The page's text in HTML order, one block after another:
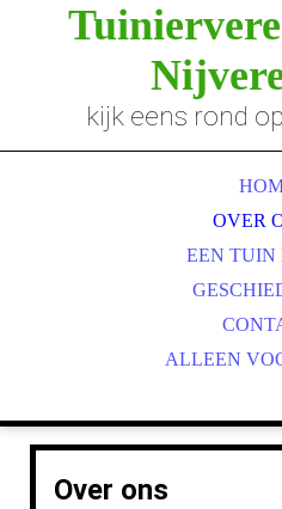
kijk eens rond
OVER
ONS
ECOLOGISCH
TELEN &
EEN TUIN
1979-1982: OP
1983-1984: HET
ALLEEN
Over ons